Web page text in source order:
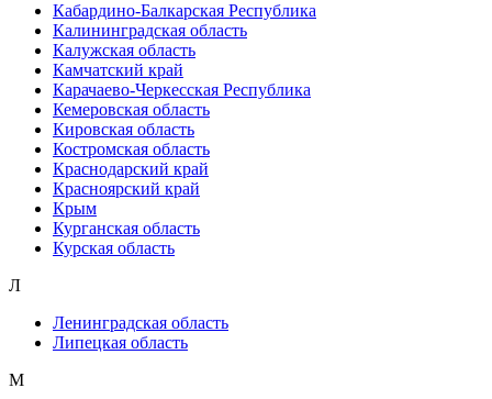
Кабардино-Балкарская Республика
Калининградская область
Калужская область
Камчатский край
Карачаево-Черкесская Республика
Кемеровская область
Кировская область
Костромская область
Краснодарский край
Красноярский край
Крым
Курганская область
Курская область
Л
Ленинградская область
Липецкая область
М